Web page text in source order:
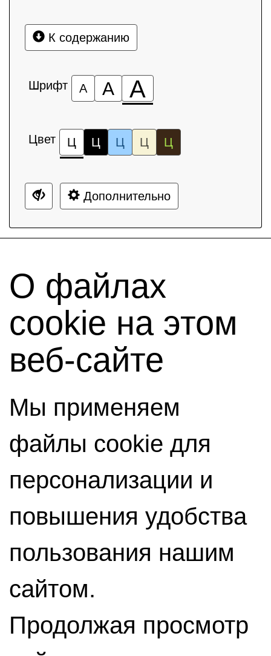
К содержанию
Шрифт А А А
Цвет Ц Ц Ц Ц Ц
Дополнительно
О файлах
cookie на этом
веб-сайте
Мы применяем
файлы cookie для
персонализации и
повышения удобства
пользования нашим
сайтом.
Продолжая просмотр